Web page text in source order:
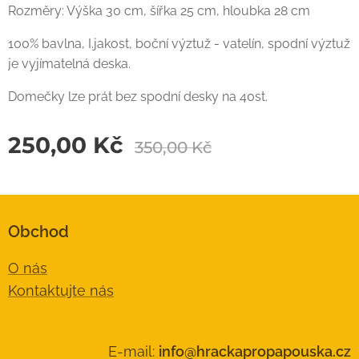
Rozměry: Výška 30 cm, šířka 25 cm, hloubka 28 cm
100% bavlna, I.jakost, boční výztuž - vatelín, spodní výztuž
je vyjímatelná deska.
Domečky lze prát bez spodní desky na 40st.
250,00 Kč 350,00Kč
Obchod
O nás
Kontaktujte nás
E-mail: info@hrackapropapouska.cz